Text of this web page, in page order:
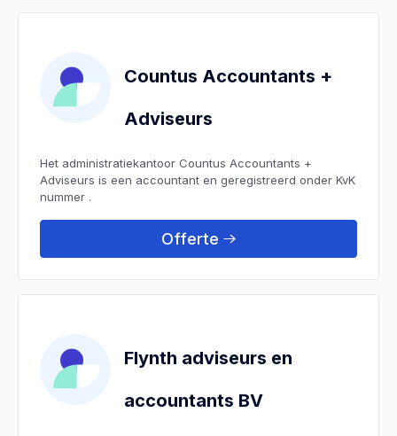
Countus Accountants +
Adviseurs
Het administratiekantoor Countus Accountants +
Adviseurs is een accountant en geregistreerd onder KvK
nummer .
Offerte
Flynth adviseurs en
accountants BV